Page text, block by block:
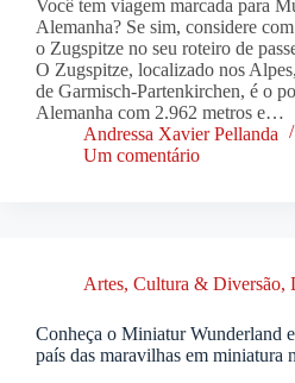
Você tem viagem marcada para
Alemanha? Se sim, considere
o Zugspitze no seu roteiro de
O Zugspitze, localizado nos
de Garmisch-Partenkirchen, é o
Alemanha com 2.962 metros e…
Andressa Xavier Pellanda
Um comentário
Artes, Cultura & Diversão,
Conheça o Miniatur Wunderland
país das maravilhas em miniatura